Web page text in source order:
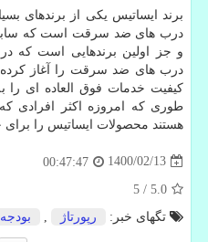
برند ایساتیس یکی از برندهای
و جز اولین برندهایی است که در
کیفیت خدمات فوق العاده ای را
طوری که امروزه اکثر افرادی
هستند محصولات ایساتیس را برای
1400/02/13
00:47:47
5.0
/
5
تگهای خبر:
رپورتاژ بودجه